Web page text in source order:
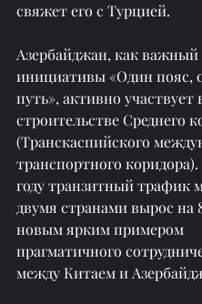
свяжет его с Турцией.
Азербайджан, как важный
инициативы «Один пояс,
путь», активно участвует
строительстве Среднего
(Транскаспийского
транспортного коридора).
году транзитный трафик
двумя странами вырос на
новым ярким примером
прагматичного
между Китаем и